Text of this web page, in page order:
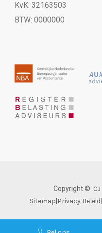
KvK: 32163503
BTW: 0000000
Copyright ©
Sitemap Privacy Beleid